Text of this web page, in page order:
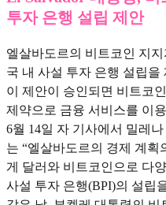
투자 은행 설립 제안
엘살바도르의 비트코인 지
국 내 사설 투자 은행 설립을
이 제안이 승인되면 비트코
제약으로 금융 서비스를 이
6월 14일 자 기사에서 밀레
는 “엘살바도르의 경제 계획
게 달러와 비트코인으로 다
사설 투자 은행(BPI)의 설립